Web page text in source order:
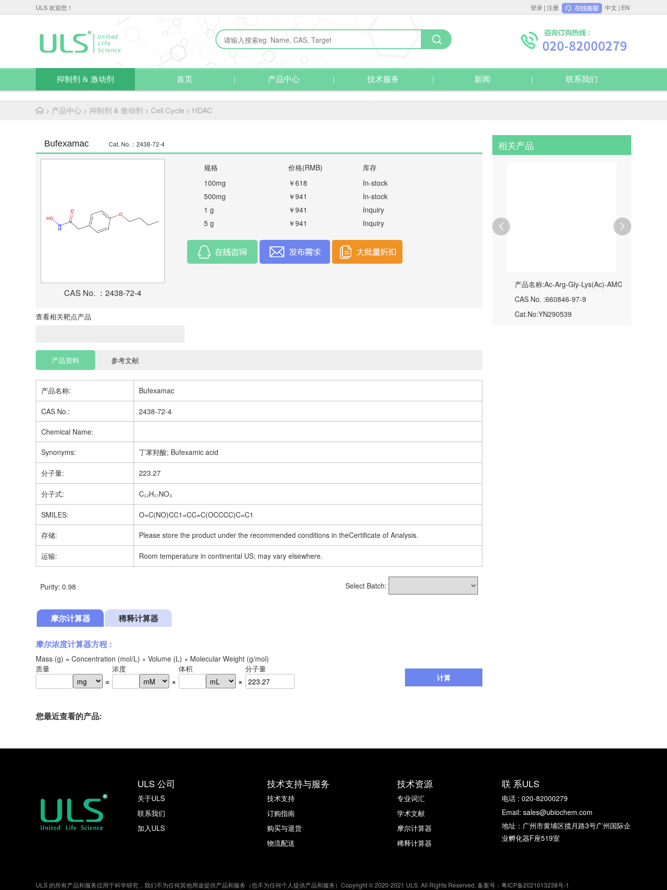
ULS 欢迎您！ 登录 | 注册 中文 | EN
抑制剂 & 激动剂 首页 产品中心 技术服务 新闻 联系我们
> 产品中心 > 抑制剂 & 激动剂 > Cell Cycle > HDAC
Bufexamac Cat. No.：2438-72-4
CAS No. ：2438-72-4
规格 价格(RMB)
库存
100mg
￥618
In-stock
500mg
￥941
In-stock
1 g
￥941
Inquiry
5 g
￥941 Inquiry
查看相关靶点产品
产品资料 参考文献
产品名称: Bufexamac
CAS No.: 2438-72-4
Chemical Name:
Synonyms: 丁苯羟酸; Bufexamic acid
分子量: 223.27
分子式: C₁₂H₁₇NO₃
SMILES: O=C(NO)CC1=CC=C(OCCCC)C=C1
存储: Please store the product under the recommended conditions in theCertificate of Analysis.
运输: Room temperature in continental US; may vary elsewhere.
Select Batch:
Purity: 0.98
摩尔计算器 稀释计算器
摩尔浓度计算器方程 :
Mass (g) = Concentration (mol/L) × Volume (L) × Molecular Weight (g/mol)
计算
质量 浓度 体积 分子量
= × ×
您最近查看的产品:
相关产品
产品名称:Ac-Arg-Gly-Lys(Ac)-AMC
CAS No. :660846-97-9
Cat.No:YN290539
 
ULS 公司
关于ULS
联系我们
加入ULS
技术支持与服务
技术支持
订购指南
购买与退货
物流配送
技术资源
专业词汇
学术文献
摩尔计算器
稀释计算器
联 系ULS
电话 : 020-82000279
Email: sales@ubiochem.com
地址：广州市黄埔区揽月路3号广州国际企
业孵化器F座519室
ULS 的所有产品和服务仅用于科学研究，我们不为任何其他用途提供产品和服务（也不为任何个人提供产品和服务）Copyright © 2020-2021 ULS. All Rights Reserved. 备案号： 粤ICP备2021013238号-1